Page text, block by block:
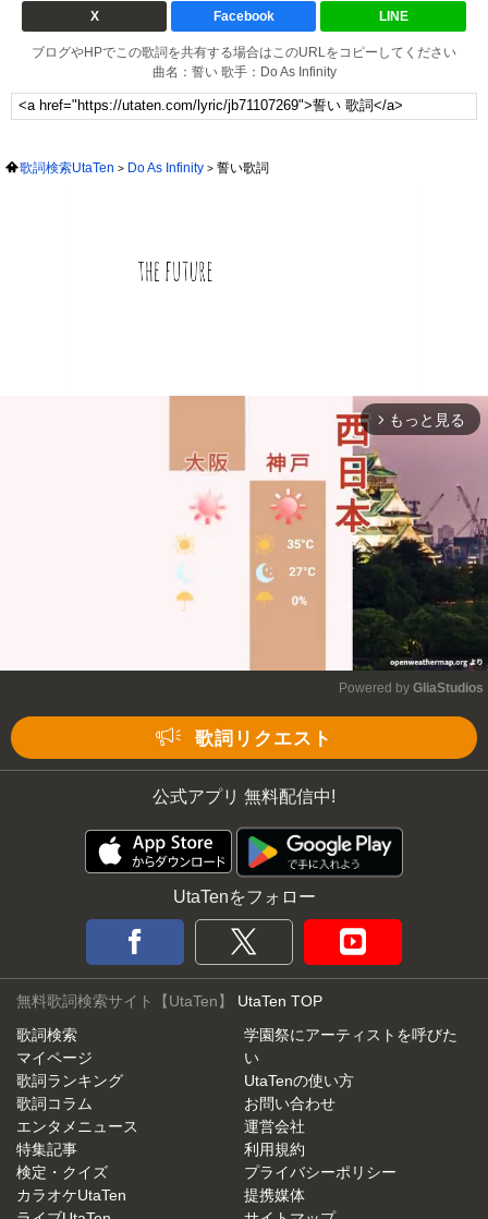
X Facebook LINE
ブログやHPでこの歌詞を共有する場合はこのURLをコピーしてください
曲名：誓い 歌手：Do As Infinity
歌詞検索UtaTen Do As Infinity 誓い歌詞
arrow_forward_ios もっと見る
Powered by GliaStudios
歌詞リクエスト
公式アプリ 無料配信中!
UtaTenをフォロー
無料歌詞検索サイト【UtaTen】 UtaTen TOP
歌詞検索
マイページ
歌詞ランキング
歌詞コラム
エンタメニュース
特集記事
検定・クイズ
カラオケUtaTen
学園祭にアーティストを呼びた
い
UtaTenの使い方
お問い合わせ
運営会社
利用規約
プライバシーポリシー
提携媒体